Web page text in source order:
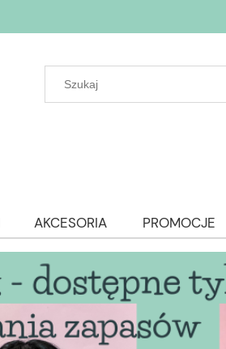
AKCESORIA PROMOCJE